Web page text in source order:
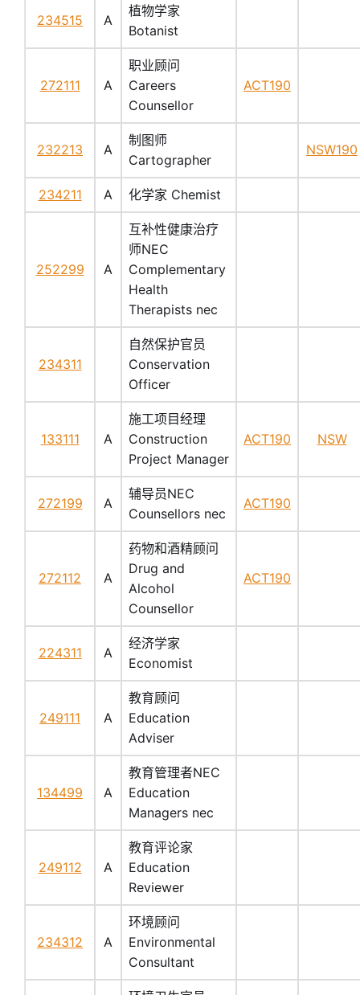
234515 A
植物学家
Botanist
272111 A
职业顾问
Careers
Counsellor
ACT190
232213 A
制图师
Cartographer
NSW190
234211 A 化学家 Chemist
252299 A
互补性健康治疗
师NEC
Complementary
Health
Therapists nec
234311
自然保护官员
Conservation
Officer
133111 A
施工项目经理
Construction
Project Manager
ACT190 NSW
272199 A
辅导员NEC
Counsellors nec
ACT190
272112 A
药物和酒精顾问
Drug and
Alcohol
Counsellor
ACT190
224311 A
经济学家
Economist
249111 A
教育顾问
Education
Adviser
134499 A
教育管理者NEC
Education
Managers nec
249112 A
教育评论家
Education
Reviewer
234312 A
环境顾问
Environmental
Consultant